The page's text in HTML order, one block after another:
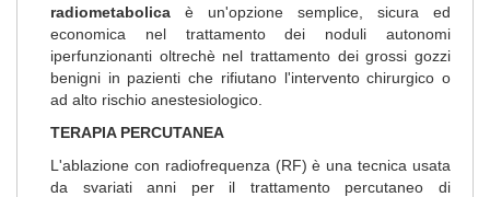
radiometabolica è un'opzione semplice, sicura ed
economica nel trattamento dei noduli autonomi
iperfunzionanti oltrechè nel trattamento dei grossi gozzi
benigni in pazienti che rifiutano l'intervento chirurgico o
ad alto rischio anestesiologico.
TERAPIA PERCUTANEA
L'ablazione con radiofrequenza (RF) è una tecnica usata
da svariati anni per il trattamento percutaneo di